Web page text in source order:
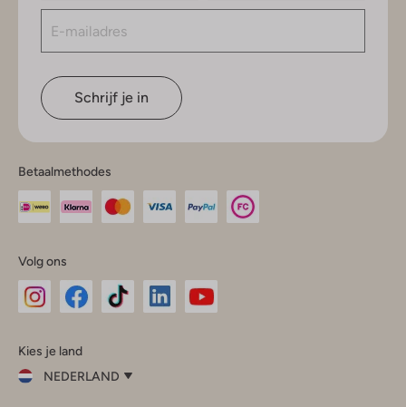
Schrijf je in
Betaalmethodes
Volg ons
InstagramFacebook
Kies je land
NEDERLAND